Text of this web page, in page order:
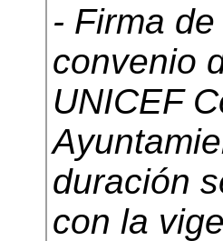
- Firma
convenio
UNICEF
duración
con la